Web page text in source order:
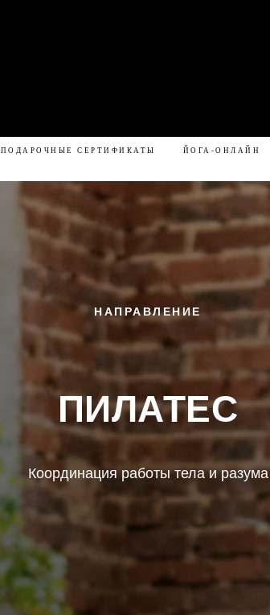
ПОДАРОЧНЫЕ СЕРТИФИКАТЫ ЙОГА-ОНЛАЙН
НАПРАВЛЕНИЕ
ПИЛАТЕС
Координация работы тела и разума